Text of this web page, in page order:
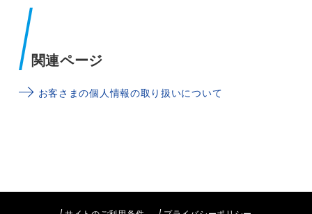
関連ページ
お客さまの個人情報の取り扱いについて